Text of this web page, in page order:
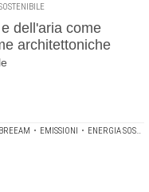
dell'aria come
architettoniche
BREEAM • EMISSIONI • ENERGIA SOSTENIBILE